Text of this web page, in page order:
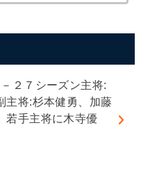
２７シーズン主将:
主将:杉本健勇、加藤
若手主将に木寺優